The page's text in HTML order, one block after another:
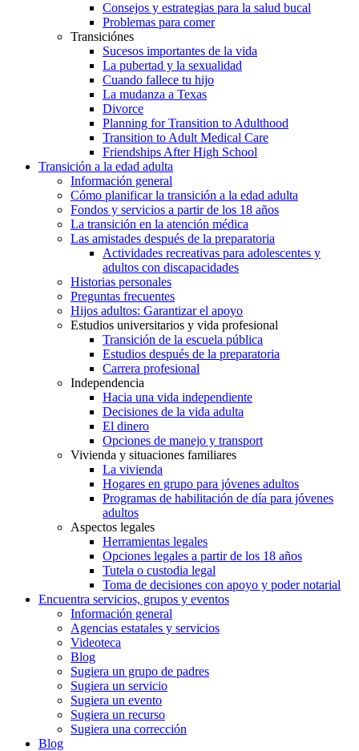
Consejos y estrategias para la salud bucal
Problemas para comer
Transiciónes
Sucesos importantes de la vida
La pubertad y la sexualidad
Cuando fallece tu hijo
La mudanza a Texas
Divorce
Planning for Transition to Adulthood
Transition to Adult Medical Care
Friendships After High School
Transición a la edad adulta
Información general
Cómo planificar la transición a la edad adulta
Fondos y servicios a partir de los 18 años
La transición en la atención médica
Las amistades después de la preparatoria
Actividades recreativas para adolescentes y
adultos con discapacidades
Historias personales
Preguntas frecuentes
Hijos adultos: Garantizar el apoyo
Estudios universitarios y vida profesional
Transición de la escuela pública
Estudios después de la preparatoria
Carrera profesional
Independencia
Hacia una vida independiente
Decisiones de la vida adulta
El dinero
Opciones de manejo y transport
Vivienda y situaciones familiares
La vivienda
Hogares en grupo para jóvenes adultos
Programas de habilitación de día para jóvenes
adultos
Aspectos legales
Herramientas legales
Opciones legales a partir de los 18 años
Tutela o custodia legal
Toma de decisiones con apoyo y poder notarial
Encuentra servicios, grupos y eventos
Información general
Agencias estatales y servicios
Videoteca
Blog
Sugiera un grupo de padres
Sugiera un servicio
Sugiera un evento
Sugiera un recurso
Sugiera una corrección
Blog